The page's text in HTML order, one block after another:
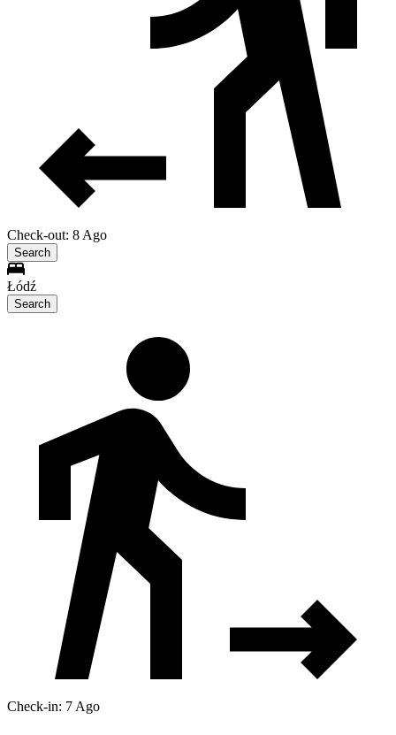
Check-out: 8 Ago
Search
Łódź
Search
Check-in: 7 Ago